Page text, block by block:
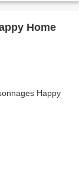
Home